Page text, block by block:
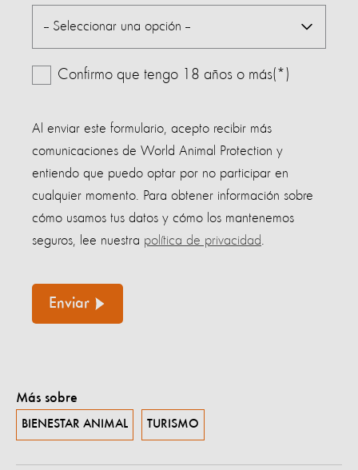
Confirmo que tengo 18 años o más(*)
Al enviar este formulario, acepto recibir más
comunicaciones de World Animal Protection y
entiendo que puedo optar por no participar en
cualquier momento. Para obtener información sobre
cómo usamos tus datos y cómo los mantenemos
seguros, lee nuestra política de privacidad
Enviar
Más sobre
BIENESTAR ANIMAL TURISMO